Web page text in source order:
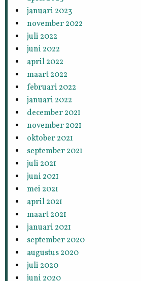
januari 2023
november 2022
juli 2022
juni 2022
april 2022
maart 2022
februari 2022
januari 2022
december 2021
november 2021
oktober 2021
september 2021
juli 2021
juni 2021
mei 2021
april 2021
maart 2021
januari 2021
september 2020
augustus 2020
juli 2020
juni 2020